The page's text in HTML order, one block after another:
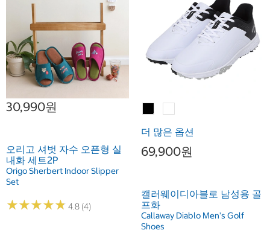
30,990원
오리고 셔벗 자수 오픈형 실
내화 세트2P
Origo Sherbert Indoor Slipper
Set
★★★★★
★★★★★ 4.8 (4)
더 많은 옵션
69,900원
캘러웨이디아블로 남성용 골
프화
Callaway Diablo Men's Golf
Shoes